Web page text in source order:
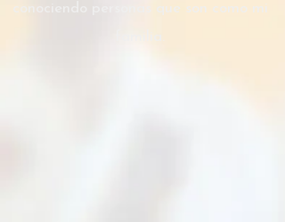
conociendo personas que son como mi